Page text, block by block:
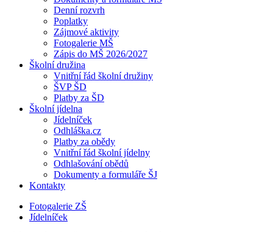
Denní rozvrh
Poplatky
Zájmové aktivity
Fotogalerie MŠ
Zápis do MŠ 2026/2027
Školní družina
Vnitřní řád školní družiny
ŠVP ŠD
Platby za ŠD
Školní jídelna
Jídelníček
Odhláška.cz
Platby za obědy
Vnitřní řád školní jídelny
Odhlašování obědů
Dokumenty a formuláře ŠJ
Kontakty
Fotogalerie ZŠ
Jídelníček